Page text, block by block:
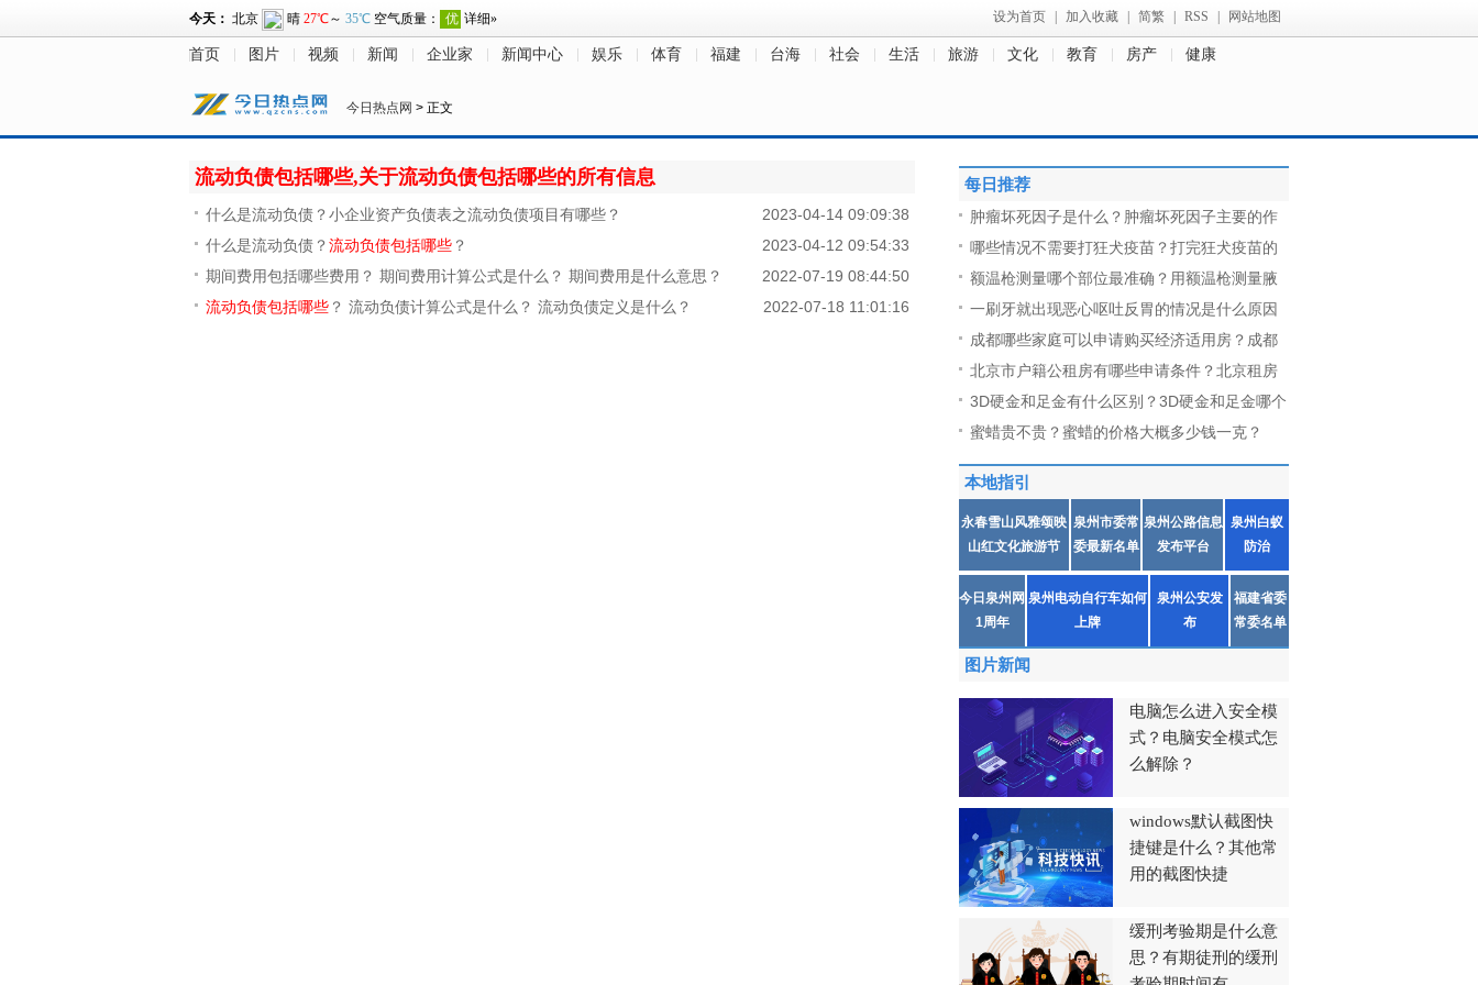
设为首页 加入收藏 简繁 RSS 网站地图
首页 图片 视频 新闻 企业家 新闻中心 娱乐 体育 福建 台海 社会 生活 旅游 文化 教育 房产 健康
今日热点网 > 正文
流动负债包括哪些,关于流动负债包括哪些的所有信息
2023-04-14 09:09:38
什么是流动负债？小企业资产负债表之流动负债项目有哪些？
2023-04-12 09:54:33
什么是流动负债？流动负债包括哪些 ？
2022-07-19 08:44:50
期间费用包括哪些费用？ 期间费用计算公式是什么？ 期间费用是什么意思？
2022-07-18 11:01:16
流动负债包括哪些 ？ 流动负债计算公式是什么？ 流动负债定义是什么？
每日推荐
肿瘤坏死因子是什么？肿瘤坏死因子主要的作
哪些情况不需要打狂犬疫苗？打完狂犬疫苗的
额温枪测量哪个部位最准确？用额温枪测量腋
一刷牙就出现恶心呕吐反胃的情况是什么原因
成都哪些家庭可以申请购买经济适用房？成都
北京市户籍公租房有哪些申请条件？北京租房
3D硬金和足金有什么区别？3D硬金和足金哪个
蜜蜡贵不贵？蜜蜡的价格大概多少钱一克？
本地指引
永春雪山风雅颂映
山红文化旅游节
泉州市委常
委最新名单
泉州公路信息
发布平台
泉州白蚁
防治
今日泉州网
1周年
泉州电动自行车如何
上牌
泉州公安发
布
福建省委
常委名单
图片新闻
电脑怎么进入安全模
式？电脑安全模式怎
么解除？
windows默认截图快
捷键是什么？其他常
用的截图快捷
缓刑考验期是什么意
思？有期徒刑的缓刑